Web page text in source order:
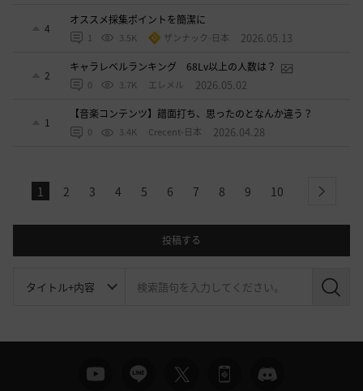
4
オススメ採集ポイントを簡潔に
1 3.5K ザンナック-日本 2026.05.13
2
キャラレベルランキング 68Lv以上の人数は？
0 3.7K エレメル 2026.05.02
1
【音楽コンテンツ】譜面打ち、思ったのとなんか違う？
0 3.4K Crecent-日本 2026.04.28
1 2 3 4 5 6 7 8 9 10 next
投稿する
検